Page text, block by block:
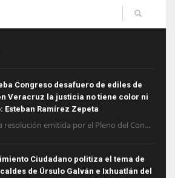
Congreso desafuero de ediles de
Veracruz la justicia no tiene color ni
Esteban Ramírez Zepeta
resolución emitida por el Pleno del Con...
Ciudadano politiza el tema de
de Úrsulo Galván e Ixhuatlán del